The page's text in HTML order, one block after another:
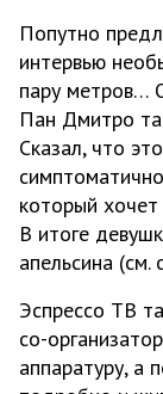
Попутно
интервью
пару метров…
Пан Дмитро
Сказал, что
который
В итоге
апельсина
Эспрессо ТВ
со-
аппаратуру, а